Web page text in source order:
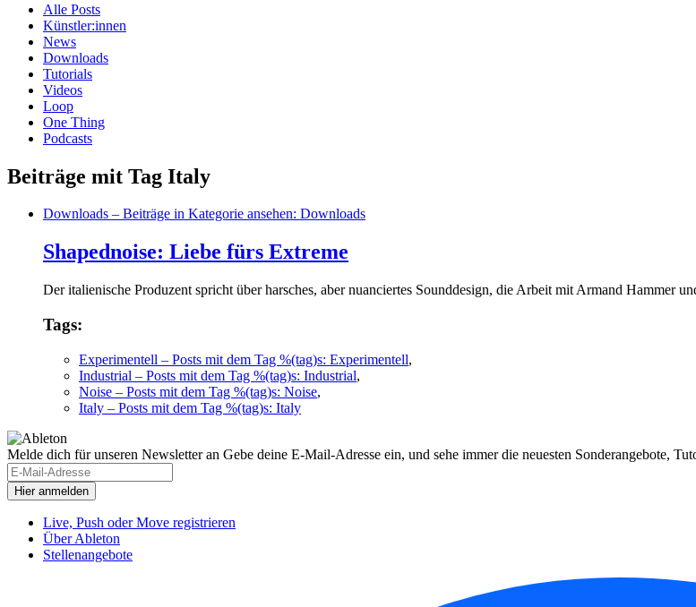
Alle Posts
Künstler:innen
News
Downloads
Tutorials
Videos
Loop
One Thing
Podcasts
Beiträge mit Tag Italy
Downloads – Beiträge in Kategorie ansehen: Downloads
Shapednoise: Liebe fürs Extreme
Der italienische Produzent spricht über harsches, aber nuanciertes Sounddesign, die Arbeit mit Armand Hammer
Tags:
Experimentell – Posts mit dem Tag %(tag)s: Experimentell,
Industrial – Posts mit dem Tag %(tag)s: Industrial,
Noise – Posts mit dem Tag %(tag)s: Noise,
Italy – Posts mit dem Tag %(tag)s: Italy
Melde dich für unseren Newsletter an Gebe deine E-Mail-Adresse ein, und sehe immer die neuesten Sonderangebote,
Live, Push oder Move registrieren
Über Ableton
Stellenangebote